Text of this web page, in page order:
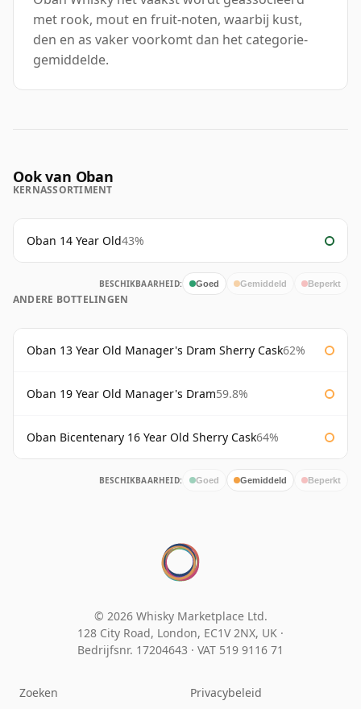
met rook, mout en fruit-noten, waarbij kust,
den en as vaker voorkomt dan het categorie-
gemiddelde.
Ook van Oban
KERNASSORTIMENT
Oban 14 Year Old43%
BESCHIKBAARHEID: Goed Gemiddeld Beperkt
ANDERE BOTTELINGEN
Oban 13 Year Old Manager's Dram Sherry Cask62%
Oban 19 Year Old Manager's Dram59.8%
Oban Bicentenary 16 Year Old Sherry Cask64%
BESCHIKBAARHEID: Goed Gemiddeld Beperkt
© 2026 Whisky Marketplace Ltd.
128 City Road, London, EC1V 2NX, UK ·
Bedrijfsnr. 17204643 · VAT 519 9116 71
Zoeken Privacybeleid